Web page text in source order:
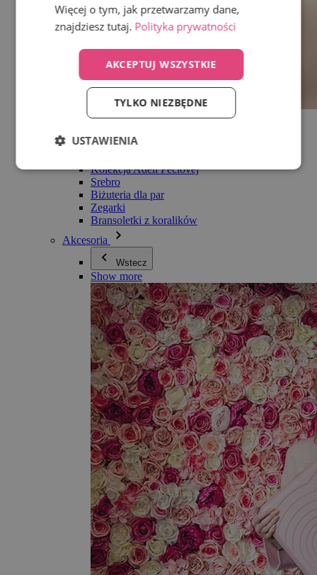
Wszystko w kategorii Biżuteria
Bransoletki
Kolekcja Adéli Pečlovej
Srebro
Biżuteria dla par
Zegarki
Bransoletki z koralików
Akcesoria
Wstecz
Show more
Więcej o tym, jak przetwarzamy dane,
znajdziesz tutaj. Polityka prywatności
AKCEPTUJ WSZYSTKIE
TYLKO NIEZBĘDNE
USTAWIENIA